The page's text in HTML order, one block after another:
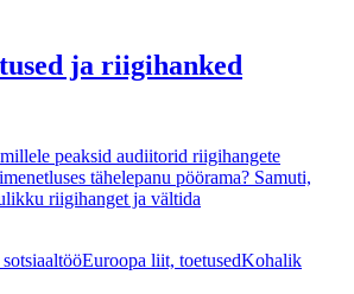
ja riigihanked
peaksid audiitorid riigihangete
tähelepanu pöörama? Samuti,
riigihanget ja vältida
Euroopa liit, toetusedKohalik